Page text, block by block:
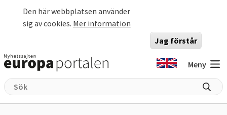
Den här webbplatsen använder
sig av cookies. Mer information
Jag förstår
Meny